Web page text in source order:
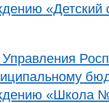
«Школа